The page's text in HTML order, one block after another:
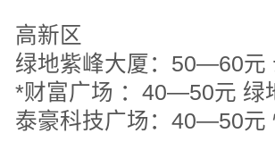
高新区
绿地紫峰大厦：50—60
*财富广场 ：40—50元
泰豪科技广场：40—50元